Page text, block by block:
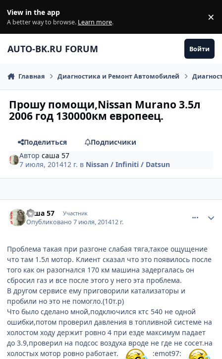
View in the app
A better way to browse. Learn more. ×
AUTO-BK.RU FORUM Войти
Главная Диагностика и Ремонт Автомобилей
Прошу помощи,Nissan Murano 3.5л
2006 год 130000км европеец.
Поделиться
Подписчики
Авторсаша 57
7 июля, 201412 г. в Nissan / Infiniti / Datsun
саша 57 Участник
Опубликовано7 июля, 201412 г.
Проблема такая при разгоне слабая тяга,такое ощущение
что там 1.5л мотор. Клиент сказал что это появилось после
того как он разогнался 170 км машина задергалась он
сбросил газ и все после этого у него эта проблема.
В другом сервисе ему приговорили катализаторы и
пробили но это не помогло.(10т.р)
Что было сделано мной,подключился ктс 540 не одной
ошибки,потом проверил давления в топливной системе на
холостом ходу держит ровно 4 при езде максимум падает
до 3.9,проверил на подсос воздуха вроде не где не сосет.на
холостых мотор ровно работает.
:emot97: